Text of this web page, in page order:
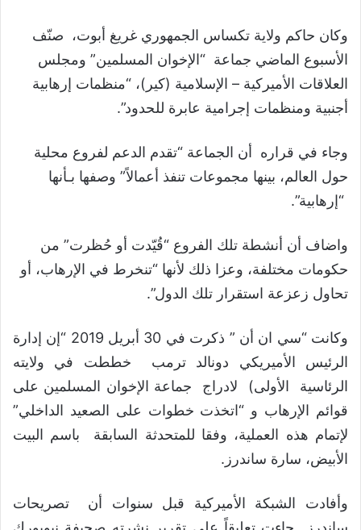
وكان حاكم ولاية تكساس الجمهوري غريغ أبوت، صنّف
الأسبوع الماضي جماعة “الإخوان المسلمين” ومجلس
العلاقات الأميركية – الإسلامية (كير)، “منظمات إرهابية
أجنبية ومنظمات إجرامية عابرة للحدود”.
وجاء في قراره أن الجماعة “تقدم الدعم لفروع محلية
حول العالم، بينها مجموعات تنفذ أعمالاً” وصفها بـأنها
“إرهابية”.
واضاف أن أنشطة تلك الفروع “قُيّدت أو حُظرت” من
حكومات مختلفة، وعزا ذلك لأنها “تنخرط في الإرهاب، أو
تحاول زعزعة استقرار تلك الدول”.
وكانت “سي ان أن ” ذكرت في 30 أبريل 2019 “إن إدارة
الرئيس الأميريكي دونالد ترمب خططت في ولايته
الرئاسية الأولى) لادراج جماعة الإخوان المسلمين على
قوائم الإرهاب و “اتخذت خطوات على الصعيد الداخلي”
لإتمام هذه العملية، وفقا للمتحدثة السابقة باسم البيت
الأبيض، سارة ساندرز.
وأفادت الشبكة الأميركية قبل سنوات أن تصريحات